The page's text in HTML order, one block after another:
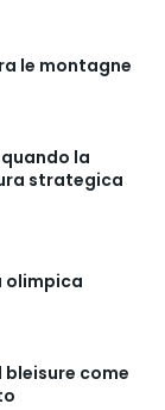
le montagne
la
strategica
olimpica
come